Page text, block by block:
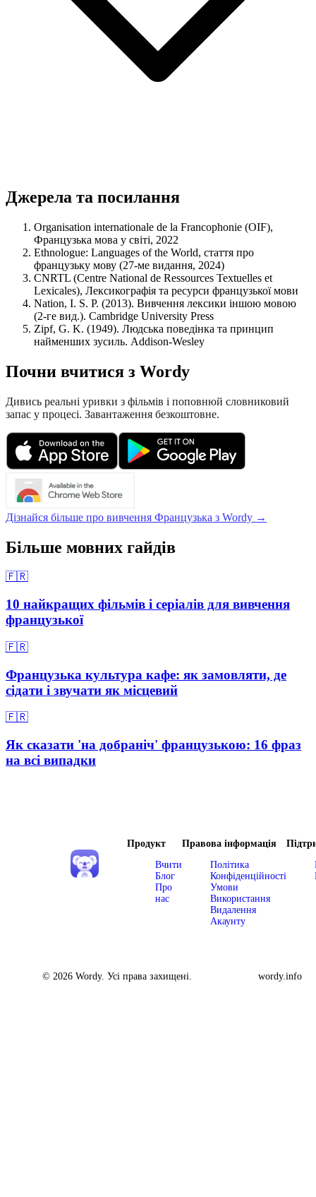
Джерела та посилання
Organisation internationale de la Francophonie (OIF),
Французька мова у світі, 2022
Ethnologue: Languages of the World, стаття про
французьку мову (27-ме видання, 2024)
CNRTL (Centre National de Ressources Textuelles et
Lexicales), Лексикографія та ресурси французької мови
Nation, I. S. P. (2013). Вивчення лексики іншою мовою
(2-ге вид.). Cambridge University Press
Zipf, G. K. (1949). Людська поведінка та принцип
найменших зусиль. Addison-Wesley
Почни вчитися з Wordy
Дивись реальні уривки з фільмів і поповнюй словниковий
запас у процесі. Завантаження безкоштовне.
Дізнайся більше про вивчення Французька з Wordy →
Більше мовних гайдів
🇫🇷
10 найкращих фільмів і серіалів для вивчення
французької
🇫🇷
Французька культура кафе: як замовляти, де
сідати і звучати як місцевий
🇫🇷
Як сказати 'на добраніч' французькою: 16 фраз
на всі випадки
Продукт
Вчити
Блог
Про
нас
Правова інформація
Політика
Конфіденційності
Умови
Використання
Видалення
Акаунту
© 2026 Wordy. Усі права захищені. wordy.info